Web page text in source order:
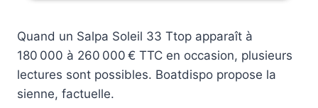
Quand un Salpa Soleil 33 Ttop apparaît à
180 000 à 260 000 € TTC en occasion, plusieurs
lectures sont possibles. Boatdispo propose la
sienne, factuelle.